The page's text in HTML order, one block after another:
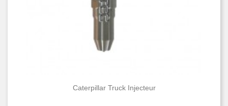
Caterpillar Truck Injecteur